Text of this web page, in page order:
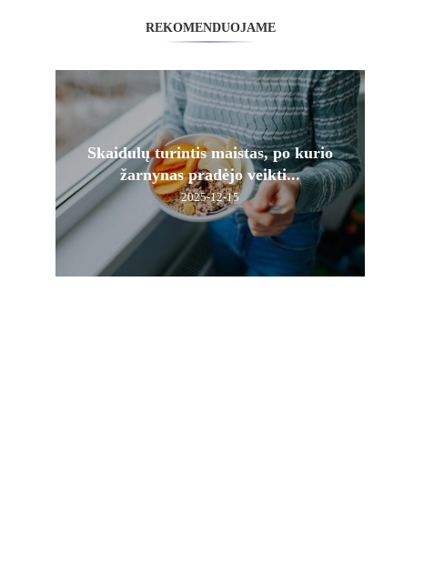
REKOMENDUOJAME
Skaidulų turintis maistas, po kurio
žarnynas pradėjo veikti...
2025-12-15